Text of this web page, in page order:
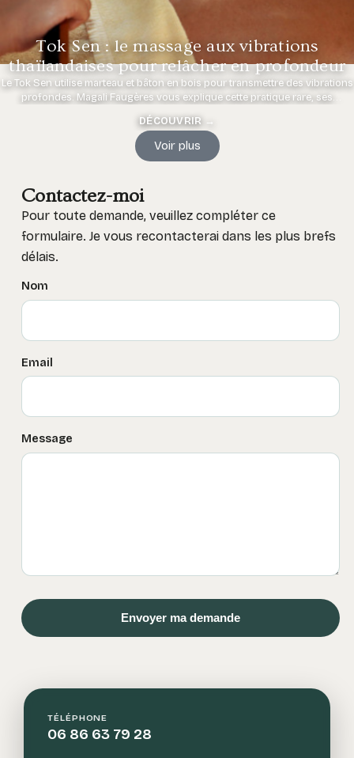
Tok Sen : le massage aux vibrations
thaïlandaises pour relâcher en profondeur
Le Tok Sen utilise marteau et bâton en bois pour transmettre des vibrations
profondes. Magali Faugères vous explique cette pratique rare, ses
bienfaits et ce qu'elle change dans le corps.
DÉCOUVRIR →
Voir plus
Contactez-moi
Pour toute demande, veuillez compléter ce
formulaire. Je vous recontacterai dans les plus brefs
délais.
Nom
Email
Message
Envoyer ma demande
TÉLÉPHONE
06 86 63 79 28